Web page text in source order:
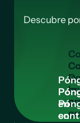
Descubre
Co
la
Pón
en